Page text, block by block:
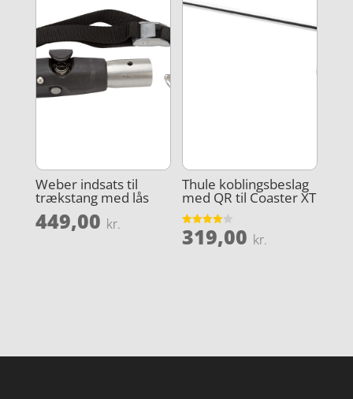
Weber indsats til
trækstang med lås
449,00 kr.
Thule koblingsbeslag
med QR til Coaster XT
Vurderet
4
319,00 kr.